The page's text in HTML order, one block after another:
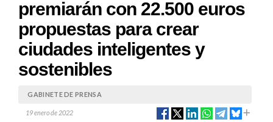
premiarán con 22.500 euros
propuestas para crear
ciudades inteligentes y
sostenibles
GABINETE DE PRENSA
19 enero de 2022